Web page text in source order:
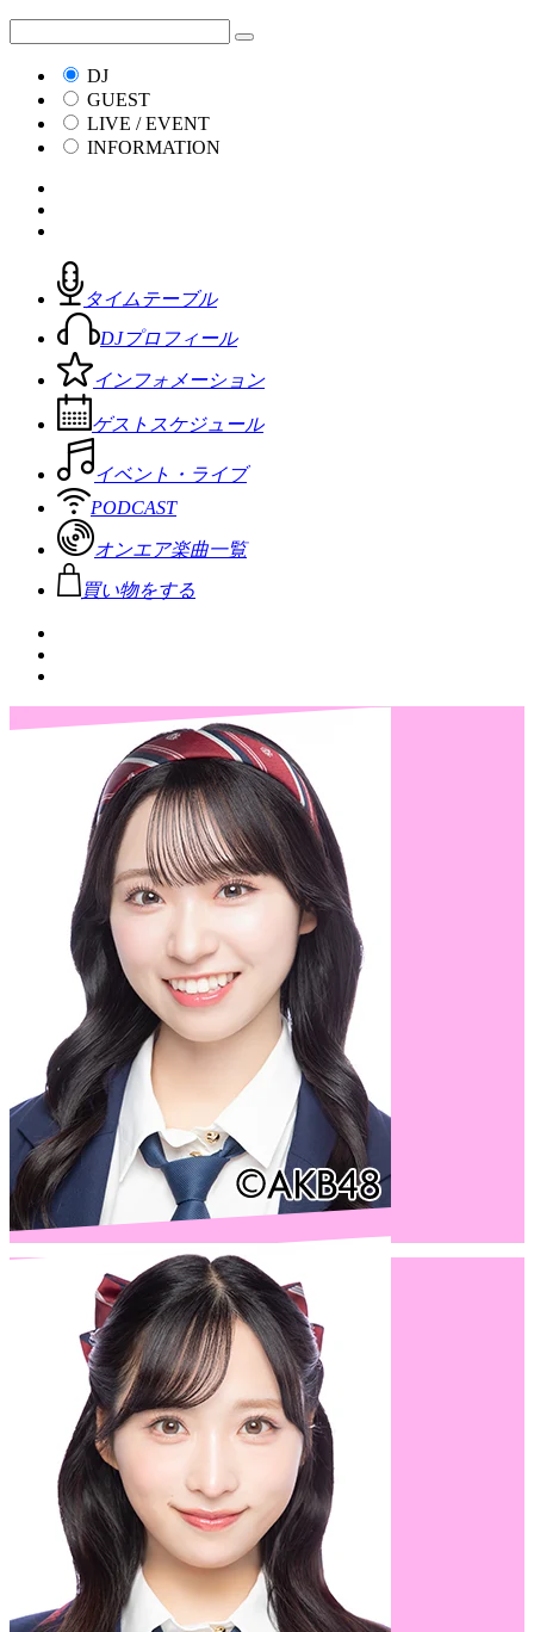
DJ
GUEST
LIVE / EVENT
INFORMATION
タイムテーブル
DJプロフィール
インフォメーション
ゲストスケジュール
イベント・ライブ
PODCAST
オンエア楽曲一覧
買い物をする